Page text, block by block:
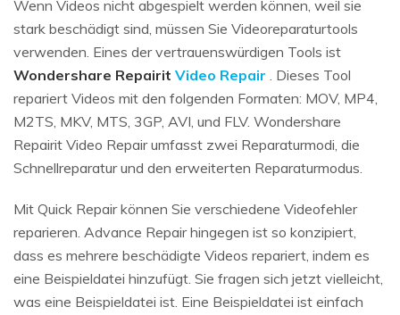
Wenn Videos nicht abgespielt werden können, weil sie
stark beschädigt sind, müssen Sie Videoreparaturtools
verwenden. Eines der vertrauenswürdigen Tools ist
Wondershare Repairit Video Repair . Dieses Tool
repariert Videos mit den folgenden Formaten: MOV, MP4,
M2TS, MKV, MTS, 3GP, AVI, und FLV. Wondershare
Repairit Video Repair umfasst zwei Reparaturmodi, die
Schnellreparatur und den erweiterten Reparaturmodus.
Mit Quick Repair können Sie verschiedene Videofehler
reparieren. Advance Repair hingegen ist so konzipiert,
dass es mehrere beschädigte Videos repariert, indem es
eine Beispieldatei hinzufügt. Sie fragen sich jetzt vielleicht,
was eine Beispieldatei ist. Eine Beispieldatei ist einfach